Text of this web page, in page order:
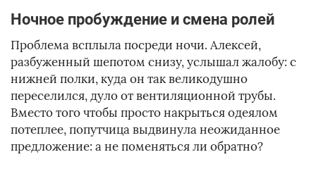
Ночное пробуждение и смена ролей
Проблема всплыла посреди ночи. Алексей,
разбуженный шепотом снизу, услышал жалобу: с
нижней полки, куда он так великодушно
переселился, дуло от вентиляционной трубы.
Вместо того чтобы просто накрыться одеялом
потеплее, попутчица выдвинула неожиданное
предложение: а не поменяться ли обратно?